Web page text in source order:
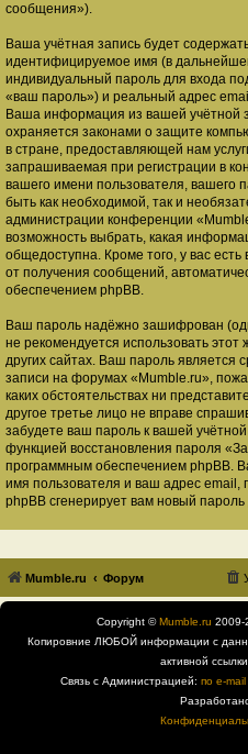
сообщения»).
Ваша учётная запись будет
идентифицируемое имя (в
индивидуальный пароль для входа
«ваш пароль») и реальный адрес
Ваша информация из вашей учётной
охраняется законами о защите
в стране, предоставляющей нам
запрашиваемая при регистрации в
вашего имени пользователя, вашего
быть как необходимой, так и
администрации конференции
возможность выбрать, какая
общедоступна. Кроме того, у вас есть
от получения сообщений,
обеспечением phpBB.
Ваш пароль надёжно зашифрован
не рекомендуется использовать
других сайтах. Ваш пароль является
записи на форумах «Mumble.ru»,
каких обстоятельствах ни
другое третье лицо не вправе
забудете ваш пароль к вашей
функцией восстановления пароля
программным обеспечением phpBB.
имя пользователя и ваш адрес email,
phpBB сгенерирует вам новый
Mumble.ru Форум
Copyright ©Mumble.ru 2009-
Копировние ЛЮБОЙ информации с
активной
Связь с Администрацией: по e-mail